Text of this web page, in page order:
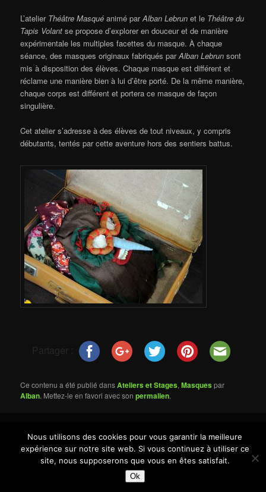
L’atelier Théâtre Masqué animé parAlban Lebrun et le Théâtre du
Tapis Volant se propose d’explorer en douceur et de manière
expérimentale les multiples facettes du masque. À chaque
séance, des masques originaux fabriqués parAlban Lebrun sont
mis à disposition des élèves. Chaque masque est différent et
réclame une manière bien à lui d’être porté. De la même manière,
chaque corps est différent et portera ce masque de façon
singulière.
Cet atelier s’adresse à des élèves de tout niveaux, y compris
débutants, tentés par cette aventure hors des sentiers battus.
Partager :
Ce contenu a été publié dansAteliers et Stages,Masquespar
Alban. Mettez-le en favori avec sonpermalien.
© Alban Lebrun
Nous utilisons des cookies pour vous garantir la meilleure
expérience sur notre site web. Si vous continuez à utiliser ce
site, nous supposerons que vous en êtes satisfait.
Ok